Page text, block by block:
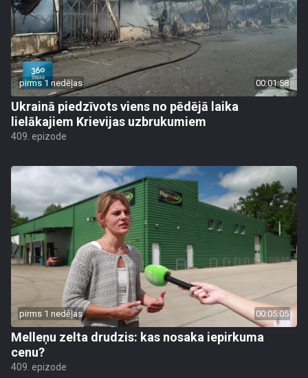
pirms 1 nedēļas 00:01:58
Ukrainā piedzīvots viens no pēdējā laika
lielākajiem Krievijas uzbrukumiem
409. epizode
pirms 1 nedēļas 00:05:05
Melleņu zelta drudzis: kas nosaka iepirkuma
cenu?
409. epizode